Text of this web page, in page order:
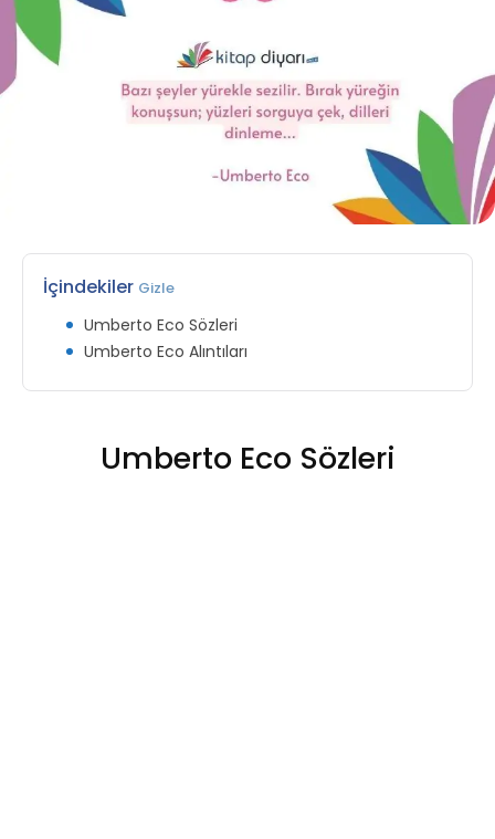
İçindekiler Gizle
Umberto Eco Sözleri
Umberto Eco Alıntıları
Umberto Eco Sözleri